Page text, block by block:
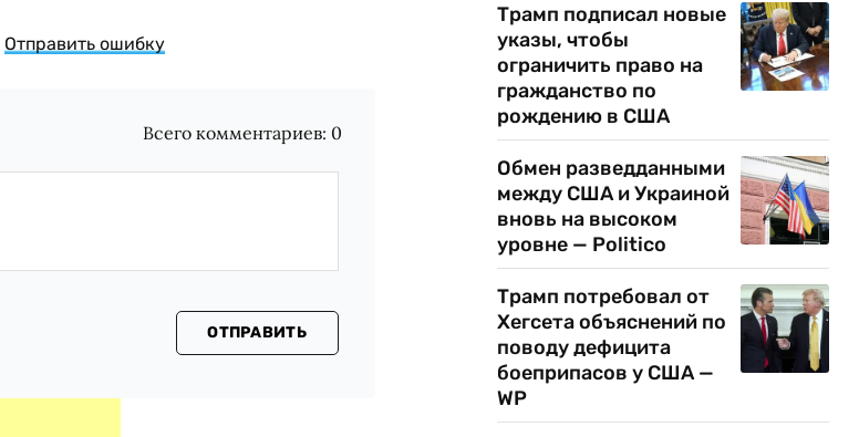
Отправить ошибку
Всего комментариев: 0
ОТПРАВИТЬ
Трамп подписал новые
указы, чтобы
ограничить право на
гражданство по
рождению в США
Обмен разведданными
между США и Украиной
вновь на высоком
уровне — Politico
Трамп потребовал от
Хегсета объяснений по
поводу дефицита
боеприпасов у США —
WP